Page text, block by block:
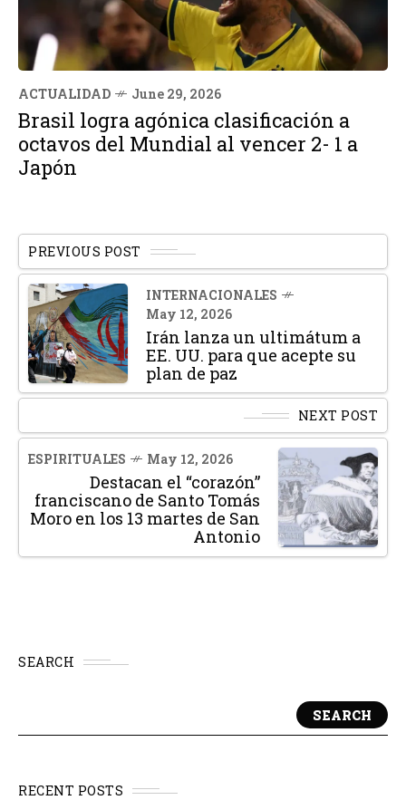
ACTUALIDAD June 29, 2026
Brasil logra agónica clasificación a
octavos del Mundial al vencer 2- 1 a
Japón
PREVIOUS POST
INTERNACIONALES
May 12, 2026
Irán lanza un ultimátum a
EE. UU. para que acepte su
plan de paz
NEXT POST
ESPIRITUALES May 12, 2026
Destacan el “corazón”
franciscano de Santo Tomás
Moro en los 13 martes de San
Antonio
SEARCH
SEARCH
RECENT POSTS